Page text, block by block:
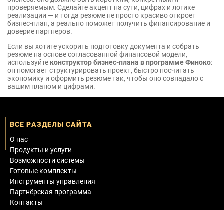
проверяемым. Сделайте акцент на сути, цифрах и логике
реализации — и тогда резюме не просто красиво откроет
бизнес-план, а реально поможет получить финансирование и
доверие партнеров.
Если вы хотите ускорить подготовку документа и собрать
резюме на основе согласованной финансовой модели,
используйте конструктор бизнес-плана в программе Финоко:
он помогает структурировать проект, быстро посчитать
экономику и оформить резюме так, чтобы оно совпадало с
вашим планом и цифрами.
ВСЕ РАЗДЕЛЫ САЙТА
О нас
Продукты и услуги
Возможности системы
Готовые комплекты
Инструменты управления
Партнёрская программа
Контакты